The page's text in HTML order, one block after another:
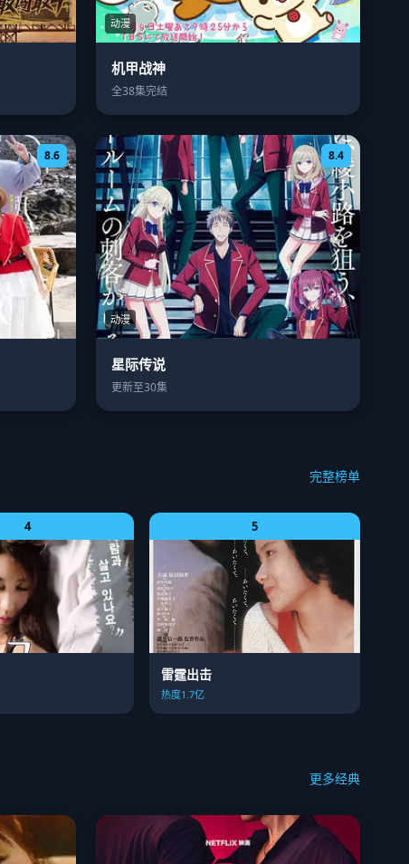
动漫
机甲战神
全38集完结
8.6 8.4
动漫
星际传说
更新至30集
完整榜单
4 5
雷霆出击
热度1.7亿
更多经典